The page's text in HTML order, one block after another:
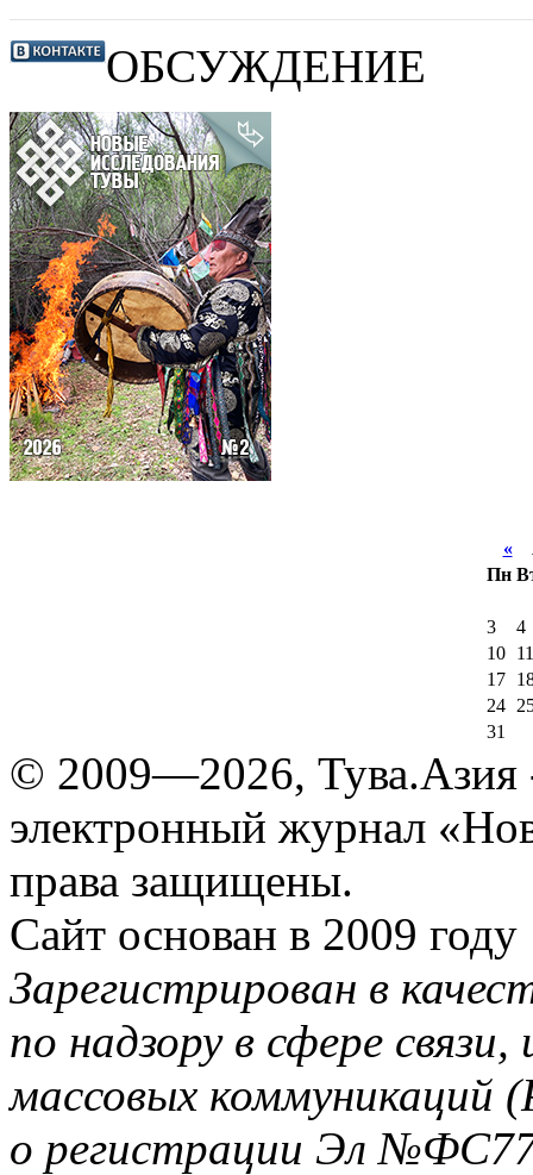
ОБСУЖДЕНИЕ
«
Пн
3
4
10
11
17
24
31
© 2009—2026, Тува.Азия
электронный журнал
права защищены.
Сайт основан в 2009 году
Зарегистрирован в
по надзору в сфере
массовых коммуникаций
о регистрации Эл